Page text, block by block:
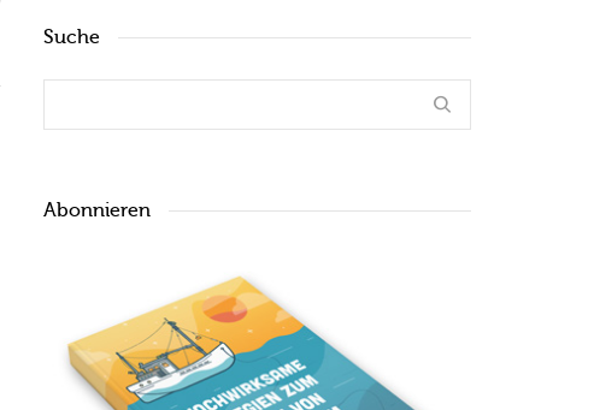
Suche
Abonnieren